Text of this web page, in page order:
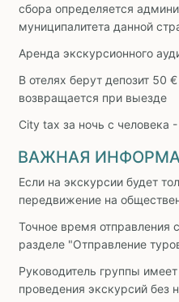
сбора определяется
муниципалитета данной
Аренда экскурсионного
В отелях берут депозит 50
возвращается при выезде
City tax за ночь с человека
ВАЖНАЯ
Если на экскурсии будет
передвижение на
Точное время отправления
разделе "Отправление
Руководитель группы
проведения экскурсий